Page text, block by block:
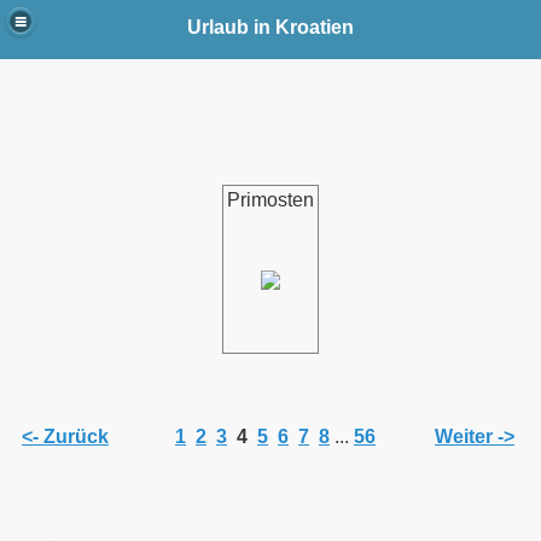
Urlaub in Kroatien
Primosten
<- Zurück 1 2 3 4 5 6 7 8 ... 56 Weiter ->